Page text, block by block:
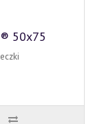
50x75